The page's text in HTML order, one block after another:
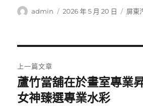
作
admin
發
2026 年 5 月 20 日
分
屏東
章
導
上一篇文章
上
一
蘆竹當舖在於畫室專業
女神臻選專業水彩